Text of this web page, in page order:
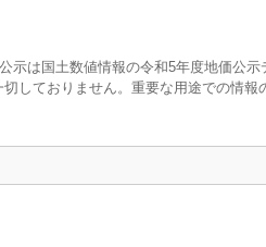
は国土数値情報の令和5年度地価公示
しておりません。重要な用途での情報